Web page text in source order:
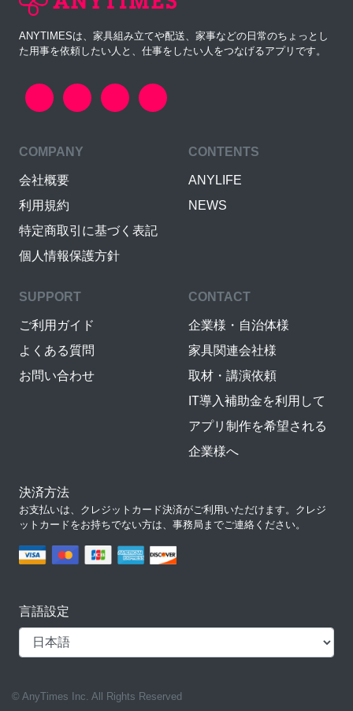
ANYTIMESは、家具組み立てや配送、家事などの日常のちょっとし
た用事を依頼したい人と、仕事をしたい人をつなげるアプリです。
COMPANY
会社概要
利用規約
特定商取引に基づく表記
個人情報保護方針
CONTENTS
ANYLIFE
NEWS
SUPPORT
ご利用ガイド
よくある質問
お問い合わせ
CONTACT
企業様・自治体様
家具関連会社様
取材・講演依頼
IT導入補助金を利用して
アプリ制作を希望される
企業様へ
決済方法
お支払いは、クレジットカード決済がご利用いただけます。クレジ
ットカードをお持ちでない方は、事務局までご連絡ください。
言語設定
© AnyTimes Inc. All Rights Reserved